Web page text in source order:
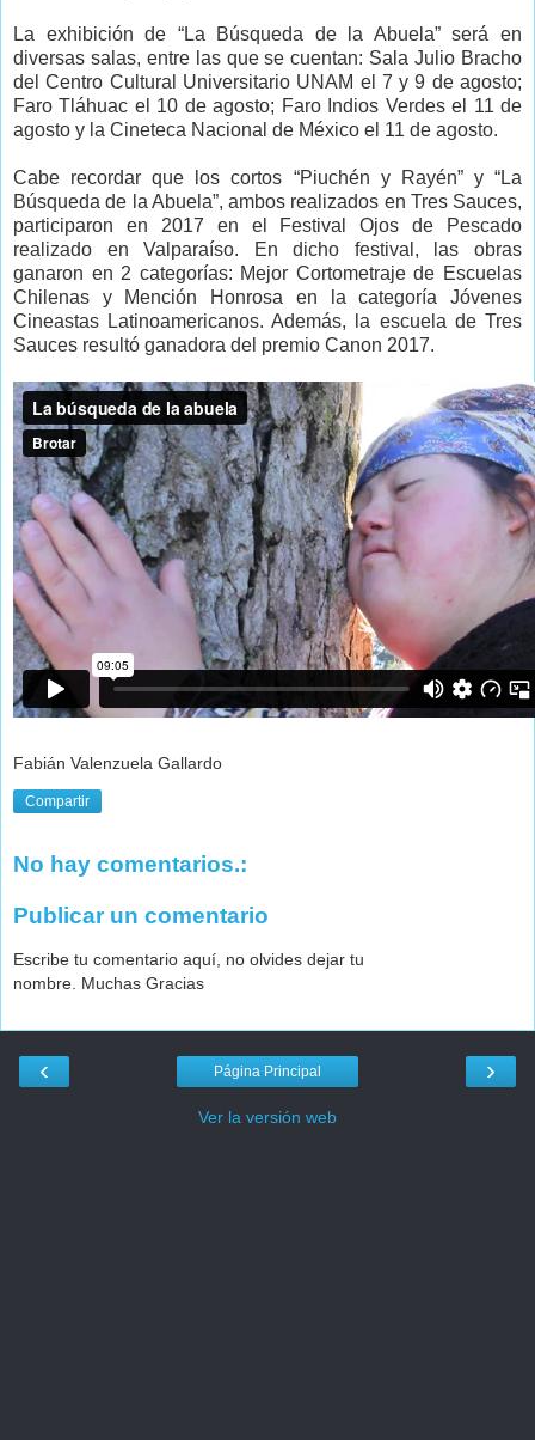
La exhibición de “La Búsqueda de la Abuela” será en
diversas salas, entre las que se cuentan: Sala Julio Bracho
del Centro Cultural Universitario UNAM el 7 y 9 de agosto;
Faro Tláhuac el 10 de agosto; Faro Indios Verdes el 11 de
agosto y la Cineteca Nacional de México el 11 de agosto.
Cabe recordar que los cortos “Piuchén y Rayén” y “La
Búsqueda de la Abuela”, ambos realizados en Tres Sauces,
participaron en 2017 en el Festival Ojos de Pescado
realizado en Valparaíso. En dicho festival, las obras
ganaron en 2 categorías: Mejor Cortometraje de Escuelas
Chilenas y Mención Honrosa en la categoría Jóvenes
Cineastas Latinoamericanos. Además, la escuela de Tres
Sauces resultó ganadora del premio Canon 2017.
Fabián Valenzuela Gallardo
Compartir
No hay comentarios.:
Publicar un comentario
Escribe tu comentario aquí, no olvides dejar tu
nombre. Muchas Gracias
‹ ›
Página Principal
Ver la versión web